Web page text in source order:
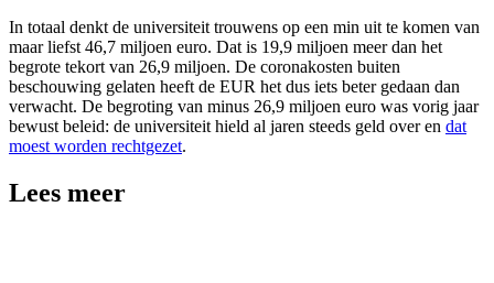
In totaal denkt de universiteit trouwens op een min uit te komen van
maar liefst 46,7 miljoen euro. Dat is 19,9 miljoen meer dan het
begrote tekort van 26,9 miljoen. De coronakosten buiten
beschouwing gelaten heeft de EUR het dus iets beter gedaan dan
verwacht. De begroting van minus 26,9 miljoen euro was vorig jaar
bewust beleid: de universiteit hield al jaren steeds geld over en dat
moest worden rechtgezet.
Lees meer